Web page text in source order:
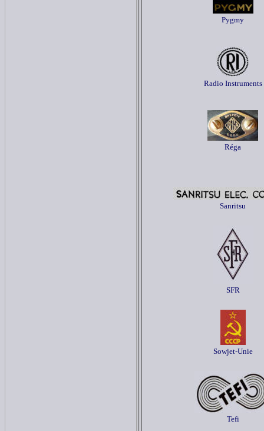
Pygmy
Radio Instruments
Réga
Sanritsu
SFR
Sowjet-Unie
Tefi